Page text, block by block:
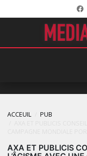
ACCEUIL
PUB
AXA ET PUBLICIS